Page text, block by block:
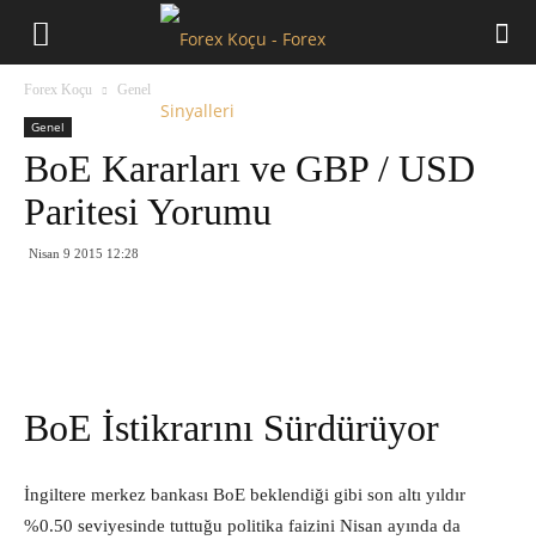
Forex Koçu Genel
Genel
BoE Kararları ve GBP / USD
Paritesi Yorumu
Nisan 9 2015 12:28
BoE İstikrarını Sürdürüyor
İngiltere merkez bankası BoE beklendiği gibi son altı yıldır
%0.50 seviyesinde tuttuğu politika faizini Nisan ayında da